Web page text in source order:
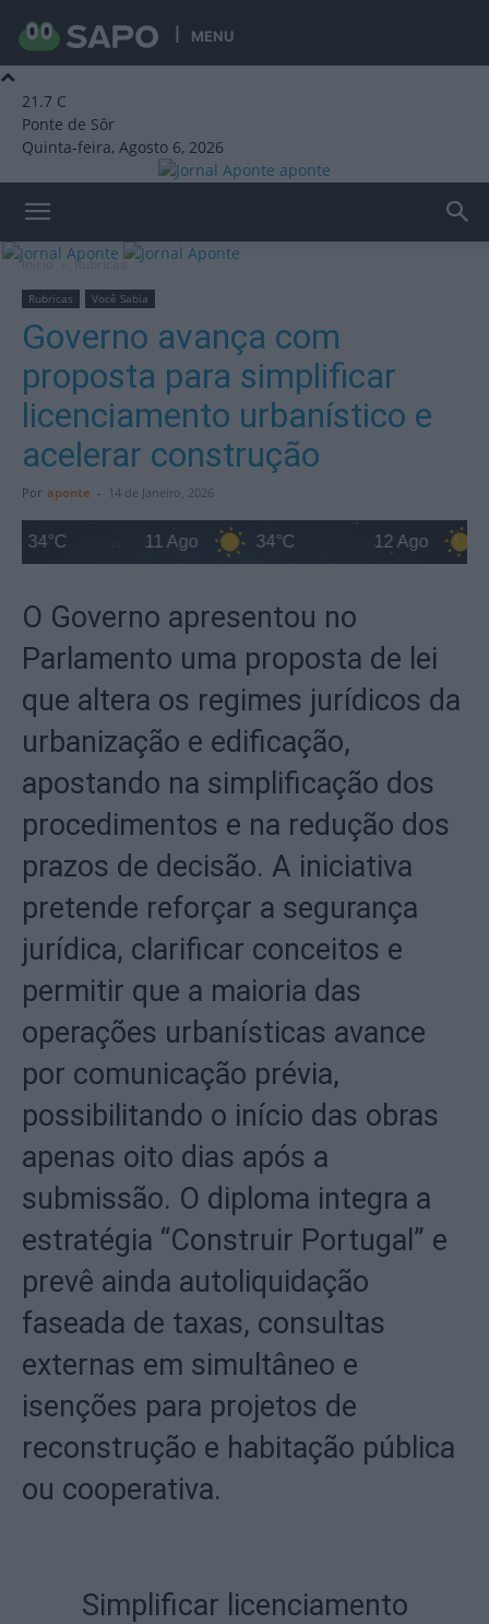
MENU
21.7 C
Ponte de Sôr
Quinta-feira, Agosto 6, 2026
aponte
Início Rubricas
Rubricas Você Sabia
Governo avança com
proposta para simplificar
licenciamento urbanístico e
acelerar construção
Por aponte - 14 de Janeiro, 2026
11 Ago 34°C 12 Ago
O Governo apresentou no
Parlamento uma proposta de lei
que altera os regimes jurídicos da
urbanização e edificação,
apostando na simplificação dos
procedimentos e na redução dos
prazos de decisão. A iniciativa
pretende reforçar a segurança
jurídica, clarificar conceitos e
permitir que a maioria das
operações urbanísticas avance
por comunicação prévia,
possibilitando o início das obras
apenas oito dias após a
submissão. O diploma integra a
estratégia “Construir Portugal” e
prevê ainda autoliquidação
faseada de taxas, consultas
externas em simultâneo e
isenções para projetos de
reconstrução e habitação pública
ou cooperativa.
Simplificar licenciamento